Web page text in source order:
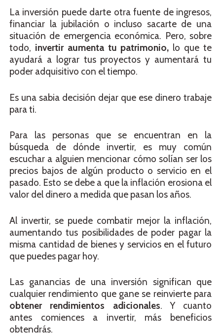
La inversión puede darte otra fuente de ingresos,
financiar la jubilación o incluso sacarte de una
situación de emergencia económica. Pero, sobre
todo, invertir aumenta tu patrimonio, lo que te
ayudará a lograr tus proyectos y aumentará tu
poder adquisitivo con el tiempo.
Es una sabia decisión dejar que ese dinero trabaje
para ti.
Para las personas que se encuentran en la
búsqueda de dónde invertir, es muy común
escuchar a alguien mencionar cómo solían ser los
precios bajos de algún producto o servicio en el
pasado. Esto se debe a que la inflación erosiona el
valor del dinero a medida que pasan los años.
Al invertir, se puede combatir mejor la inflación,
aumentando tus posibilidades de poder pagar la
misma cantidad de bienes y servicios en el futuro
que puedes pagar hoy.
Las ganancias de una inversión significan que
cualquier rendimiento que gane se reinvierte para
obtener rendimientos adicionales. Y cuanto
antes comiences a invertir, más beneficios
obtendrás.